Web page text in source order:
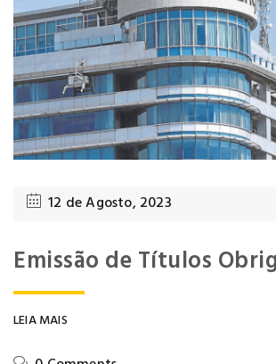
12 de Agosto, 2023
Emissão de Títulos
LEIA MAIS